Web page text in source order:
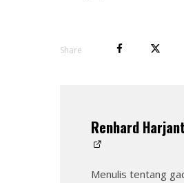
Share
Renhard
Menulis tentang